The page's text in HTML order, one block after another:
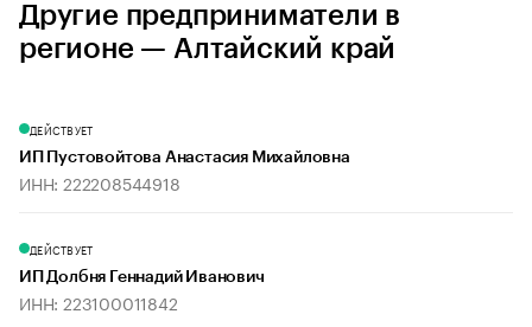
Другие предприниматели в
регионе — Алтайский край
ДЕЙСТВУЕТ
ИП Пустовойтова Анастасия Михайловна
ИНН: 222208544918
ДЕЙСТВУЕТ
ИП Долбня Геннадий Иванович
ИНН: 223100011842